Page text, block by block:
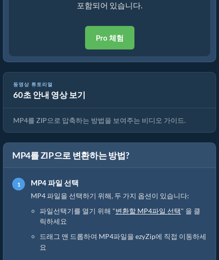
포함되어 있습니다.
Pro 체험
동영상 튜토리얼
60초 안내 영상 보기
온라인으로 MP4를 ZIP으로 변환하는 방법 (간단한 가이드)
MP4를 ZIP으로 압축하는 방법을 보여주는 비디오 가이드.
MP4를 ZIP으로 변환하는 방법?
MP4 파일 선택
MP4 파일을 선택하기 위해, 두 가지 옵션이 있습니다:
파일선택기를 열기 위해 "변환할 MP4파일 선택" 을 클
릭하세요
드래그 앤 드롭하여 MP4파일을 ezyZip에 직접 이동하세
요